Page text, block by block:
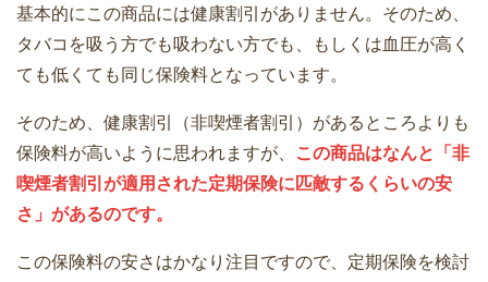
基本的にこの商品には健康割引がありません。そのため、
タバコを吸う方でも吸わない方でも、もしくは血圧が高く
ても低くても同じ保険料となっています。
そのため、健康割引（非喫煙者割引）があるところよりも
保険料が高いように思われますが、
この商品はなんと「非
喫煙者割引が適用された定期保険に匹敵するくらいの安
さ」があるのです。
この保険料の安さはかなり注目ですので、定期保険を検討